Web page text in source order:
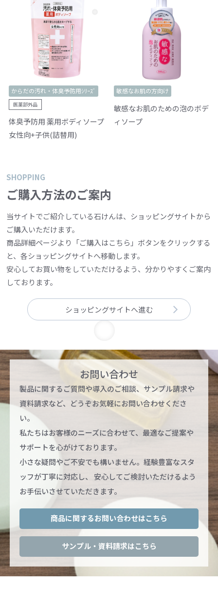
からだの汚れ・体臭予防用ｼﾘｰｽﾞ
医薬部外品
体臭予防用 薬用ボディソープ
女性向+子供(詰替用)
敏感なお肌の方向け
敏感なお肌のための泡のボデ
ィソープ
SHOPPING
ご購入方法のご案内
当サイトでご紹介している石けんは、ショッピングサイトから
ご購入いただけます。
商品詳細ページより「ご購入はこちら」ボタンをクリックする
と、各ショッピングサイトへ移動します。
安心してお買い物をしていただけるよう、分かりやすくご案内
しております。
ショッピングサイトへ進む
お問い合わせ
製品に関するご質問や導入のご相談、サンプル請求や
資料請求など、どうぞお気軽にお問い合わせくださ
い。
私たちはお客様のニーズに合わせて、最適なご提案や
サポートを心がけております。
小さな疑問やご不安でも構いません。経験豊富なスタ
ッフが丁寧に対応し、
安心してご検討いただけるよう
お手伝いさせていただきます。
商品に関するお問い合わせはこちら
サンプル・資料請求はこちら